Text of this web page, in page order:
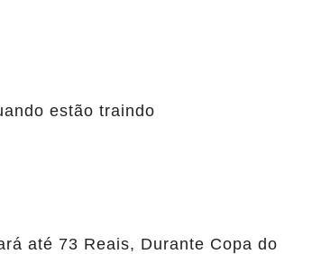
estão traindo
até 73 Reais, Durante Copa do